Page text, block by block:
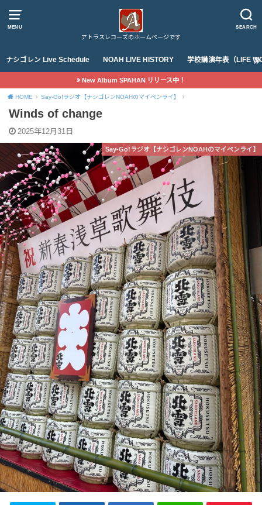
MENU SEARCH
アトラスレコーズのホームページです
ナシゴレン Live Schedule NOAH LIVE HISTORY 学校講演年表（LIFE
New Album SPAHAN リリース中！
HOME Say-Go!ラジオ【ナシゴレンNOAHのマイペンライ】
Winds of change
2025年12月31日
Say-Go!ラジオ【ナシゴレンNOAHのマイペンライ】